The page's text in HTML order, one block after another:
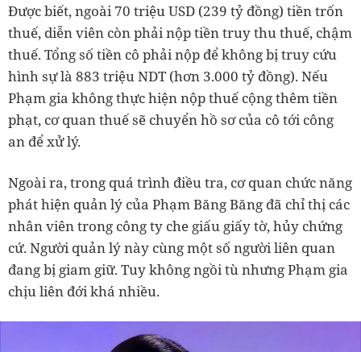
Được biết, ngoài 70 triệu USD (239 tỷ đồng) tiền trốn
thuế, diễn viên còn phải nộp tiền truy thu thuế, chậm
thuế. Tổng số tiền cô phải nộp để không bị truy cứu
hình sự là 883 triệu NDT (hơn 3.000 tỷ đồng). Nếu
Phạm gia không thực hiện nộp thuế cộng thêm tiền
phạt, cơ quan thuế sẽ chuyển hồ sơ của cô tới công
an để xử lý.
Ngoài ra, trong quá trình điều tra, cơ quan chức năng
phát hiện quản lý của Phạm Băng Băng đã chỉ thị các
nhân viên trong công ty che giấu giấy tờ, hủy chứng
cứ. Người quản lý này cùng một số người liên quan
đang bị giam giữ. Tuy không ngồi tù nhưng Phạm gia
chịu liên đới khá nhiều.